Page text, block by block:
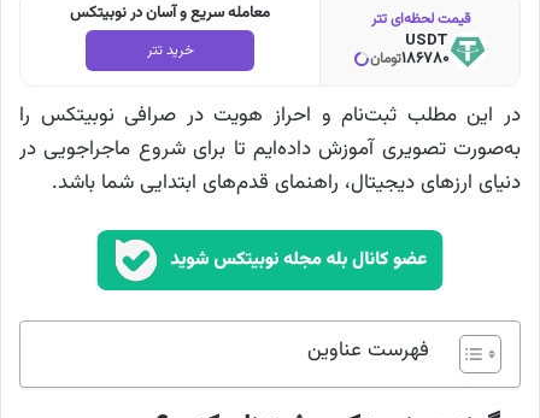
معامله سریع و آسان در نوبیتکس
خرید تتر
قیمت لحظه‌ای تتر
USDT
186780تومان
در این مطلب ثبت‌نام و احراز هویت در صرافی نوبیتکس را
به‌صورت تصویری آموزش داده‌ایم تا برای شروع ماجراجویی در
دنیای ارزهای دیجیتال، راهنمای قدم‌های ابتدایی شما باشد.
فهرست عناوین